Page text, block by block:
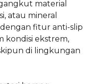
material
atau mineral
dengan fitur anti-slip
kondisi ekstrem,
di lingkungan